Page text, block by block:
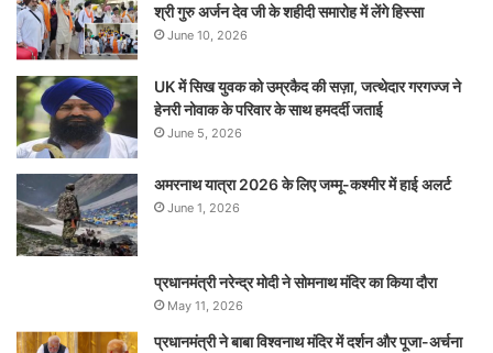
श्री गुरु अर्जन देव जी के शहीदी समारोह में लेंगे हिस्सा
June 10, 2026
UK में सिख युवक को उम्रकैद की सज़ा, जत्थेदार गरगज्ज ने
हेनरी नोवाक के परिवार के साथ हमदर्दी जताई
June 5, 2026
अमरनाथ यात्रा 2026 के लिए जम्मू-कश्मीर में हाई अलर्ट
June 1, 2026
प्रधानमंत्री नरेन्‍द्र मोदी ने सोमनाथ मंदिर का किया दौरा
May 11, 2026
प्रधानमंत्री ने बाबा विश्वनाथ मंदिर में दर्शन और पूजा-अर्चना